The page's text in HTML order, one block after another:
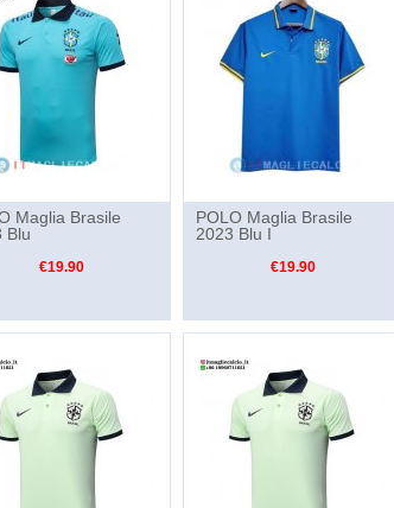
Maglia Brasile
Blu
€19.90
POLO Maglia Brasile
2023 Blu I
€19.90